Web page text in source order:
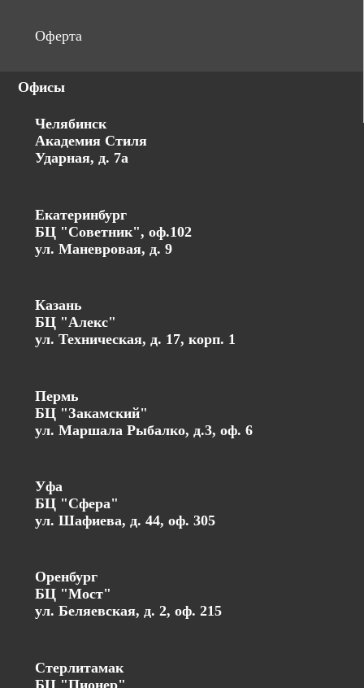
Оферта
Офисы
Челябинск
Академия Стиля
Ударная, д. 7а
Екатеринбург
БЦ "Советник", оф.102
ул. Маневровая, д. 9
Казань
БЦ "Алекс"
ул. Техническая, д. 17, корп. 1
Пермь
БЦ "Закамский"
ул. Маршала Рыбалко, д.3, оф. 6
Уфа
БЦ "Сфера"
ул. Шафиева, д. 44, оф. 305
Оренбург
БЦ "Мост"
ул. Беляевская, д. 2, оф. 215
Стерлитамак
БЦ "Пионер"